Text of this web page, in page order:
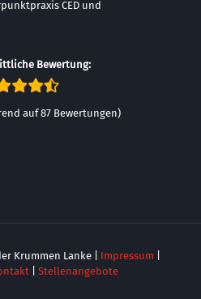
Bewertung:
auf 87 Bewertungen)
Krummen Lanke | Impressum
| Stellenangebote